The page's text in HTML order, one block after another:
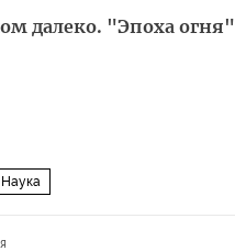
далеко. "Эпоха огня"
Наука